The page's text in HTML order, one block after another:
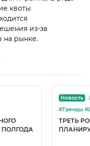
квоты
из-за
на рынке.
ПОЛГОДА
Новость
ТРЕТЬ